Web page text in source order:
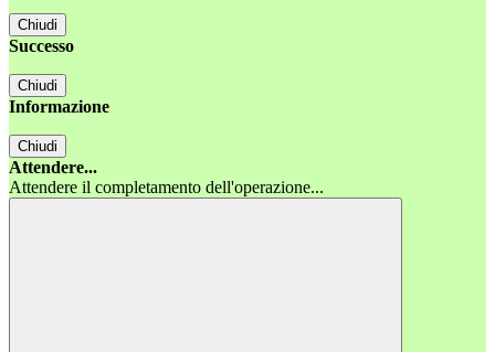
Chiudi
Successo
Chiudi
Informazione
Chiudi
Attendere...
Attendere il completamento dell'operazione...